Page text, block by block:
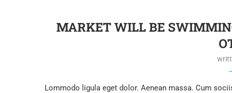
MARKET WILL BE
Lommodo ligula eget dolor. Aenean massa. Cum